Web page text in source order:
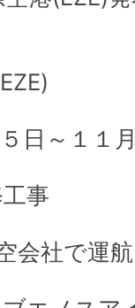
日～１１
事
会社で運